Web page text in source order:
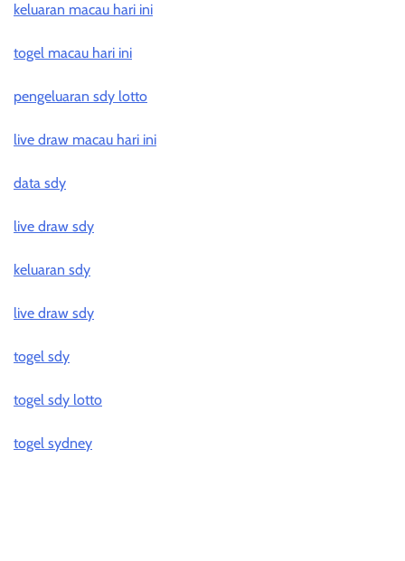
keluaran macau hari ini
togel macau hari ini
pengeluaran sdy lotto
live draw macau hari ini
data sdy
live draw sdy
keluaran sdy
live draw sdy
togel sdy
togel sdy lotto
togel sydney